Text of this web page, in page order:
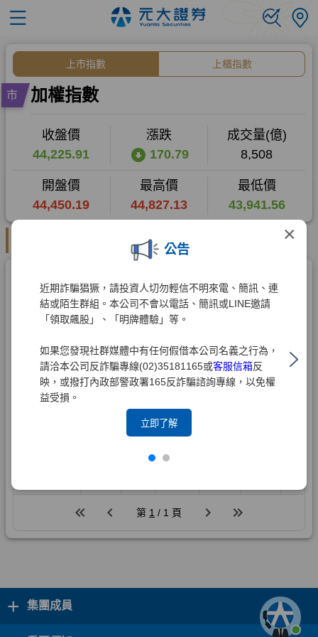
×
公告
近期詐騙猖獗，請投資人切勿輕信不明來電、簡訊、連
結或陌生群組。本公司不會以電話、簡訊或LINE邀請
「領取飆股」、「明牌體驗」等。
如果您發現社群媒體中有任何假借本公司名義之行為，
請洽本公司反詐騙專線(02)35181165或客服信箱反
映，或撥打內政部警政署165反詐騙諮詢專線，以免權
益受損。
立即了解
+ 集團成員